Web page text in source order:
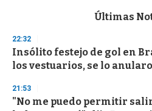
d
s
o
f
3
s
Últimas
22:32
Insólito festejo de gol en
los vestuarios, se lo
21:53
"No me puedo permitir